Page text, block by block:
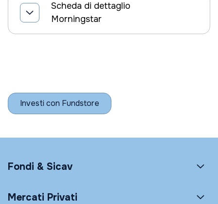
Scheda di dettaglio
Morningstar
Investi con Fundstore
Fondi & Sicav
Mercati Privati